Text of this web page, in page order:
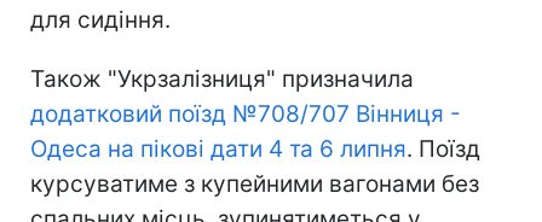
для сидіння.
Також "Укрзалізниця" призначила
додатковий поїзд №708/707 Вінниця -
Одеса на пікові дати 4 та 6 липня. Поїзд
курсуватиме з купейними вагонами без